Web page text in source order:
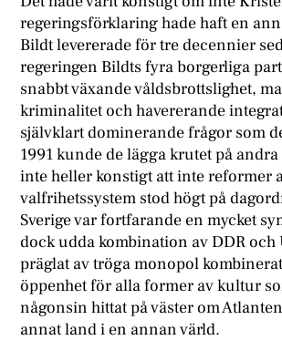
regeringsförklaring hade haft en
Bildt levererade för tre decennier
regeringen Bildts fyra borgerliga
snabbt växande våldsbrottslighet,
kriminalitet och havererande
självklart dominerande frågor som
1991 kunde de lägga krutet på andra
inte heller konstigt att inte reformer
valfrihetssystem stod högt på
Sverige var fortfarande en mycket
dock udda kombination av DDR och
präglat av tröga monopol
öppenhet för alla former av kultur
någonsin hittat på väster om
annat land i en annan värld.